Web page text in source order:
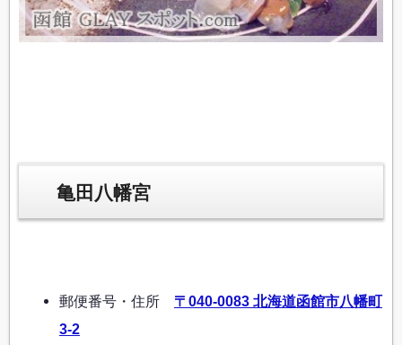
亀田八幡宮
郵便番号・住所 〒040-0083 北海道函館市八幡町
3-2